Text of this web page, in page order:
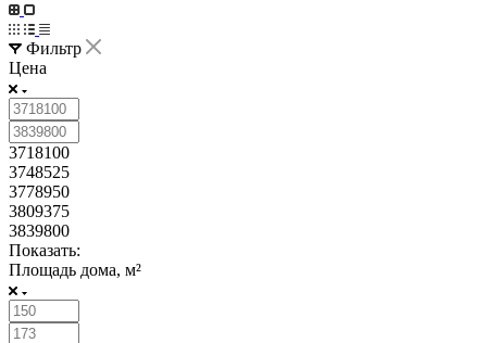
Фильтр
Цена
3718100
3748525
3778950
3809375
3839800
Показать:
Площадь дома, м²